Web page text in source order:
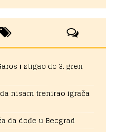
i stigao do 3. gren
nisam trenirao igrača
da dođe u Beograd